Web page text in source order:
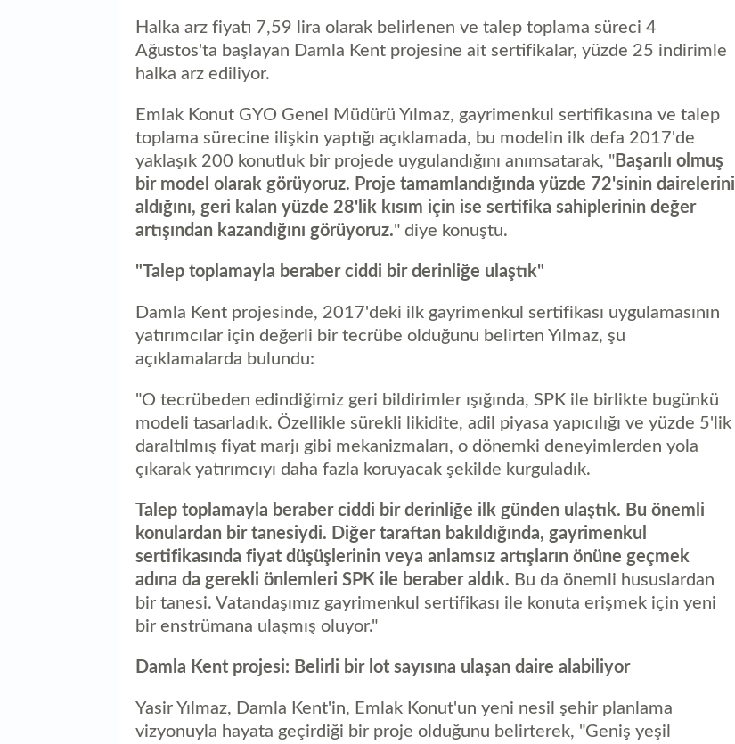
Halka arz fiyatı 7,59 lira olarak belirlenen ve talep toplama süreci 4
Ağustos'ta başlayan Damla Kent projesine ait sertifikalar, yüzde 25 indirimle
halka arz ediliyor.
Emlak Konut GYO Genel Müdürü Yılmaz, gayrimenkul sertifikasına ve talep
toplama sürecine ilişkin yaptığı açıklamada, bu modelin ilk defa 2017'de
yaklaşık 200 konutluk bir projede uygulandığını anımsatarak, " Başarılı olmuş
bir model olarak görüyoruz. Proje tamamlandığında yüzde 72'sinin dairelerini
aldığını, geri kalan yüzde 28'lik kısım için ise sertifika sahiplerinin değer
artışından kazandığını görüyoruz." diye konuştu.
"Talep toplamayla beraber ciddi bir derinliğe ulaştık"
Damla Kent projesinde, 2017'deki ilk gayrimenkul sertifikası uygulamasının
yatırımcılar için değerli bir tecrübe olduğunu belirten Yılmaz, şu
açıklamalarda bulundu:
"O tecrübeden edindiğimiz geri bildirimler ışığında, SPK ile birlikte bugünkü
modeli tasarladık. Özellikle sürekli likidite, adil piyasa yapıcılığı ve yüzde 5'lik
daraltılmış fiyat marjı gibi mekanizmaları, o dönemki deneyimlerden yola
çıkarak yatırımcıyı daha fazla koruyacak şekilde kurguladık.
Talep toplamayla beraber ciddi bir derinliğe ilk günden ulaştık. Bu önemli
konulardan bir tanesiydi. Diğer taraftan bakıldığında, gayrimenkul
sertifikasında fiyat düşüşlerinin veya anlamsız artışların önüne geçmek
adına da gerekli önlemleri SPK ile beraber aldık. Bu da önemli hususlardan
bir tanesi. Vatandaşımız gayrimenkul sertifikası ile konuta erişmek için yeni
bir enstrümana ulaşmış oluyor."
Damla Kent projesi: Belirli bir lot sayısına ulaşan daire alabiliyor
Yasir Yılmaz, Damla Kent'in, Emlak Konut'un yeni nesil şehir planlama
vizyonuyla hayata geçirdiği bir proje olduğunu belirterek, "Geniş yeşil